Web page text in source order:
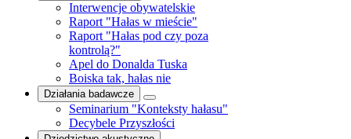
Interwencje obywatelskie
Raport "Hałas w mieście"
Raport "Hałas pod czy poza
kontrolą?"
Apel do Donalda Tuska
Boiska tak, hałas nie
Działania badawcze
Seminarium "Konteksty hałasu"
Decybele Przyszłości